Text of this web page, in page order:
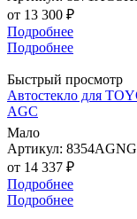
от 13 300 ₽
Подробнее
Подробнее
Быстрый просмотр
Автостекло для
AGC
Мало
Артикул:
от 14 337 ₽
Подробнее
Подробнее